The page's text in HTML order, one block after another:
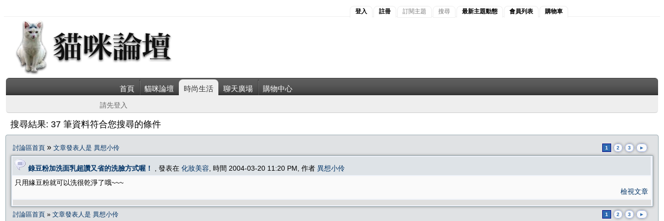
登入 註冊 訂閱主題 搜尋 最新主題動態 會員列表 購物車
首頁 貓咪論壇 時尚生活 聊天廣場 購物中心
請先登入
搜尋結果: 37 筆資料符合您搜尋的條件
討論區首頁 » 文章發表人是 異想小伶 1 2 3 ►
錄豆粉加洗面乳超讚又省的洗臉方式喔！ , 發表在 化妝美容 , 時間 2004-03-20 11:20 PM, 作者 異想小伶
只用緣豆粉就可以洗很乾淨了哦~~~
檢視文章
討論區首頁 » 文章發表人是 異想小伶 1 2 3 ►